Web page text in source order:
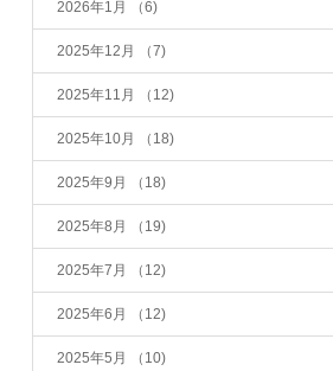
2026年1月 （6)
2025年12月 （7)
2025年11月 （12)
2025年10月 （18)
2025年9月 （18)
2025年8月 （19)
2025年7月 （12)
2025年6月 （12)
2025年5月 （10)